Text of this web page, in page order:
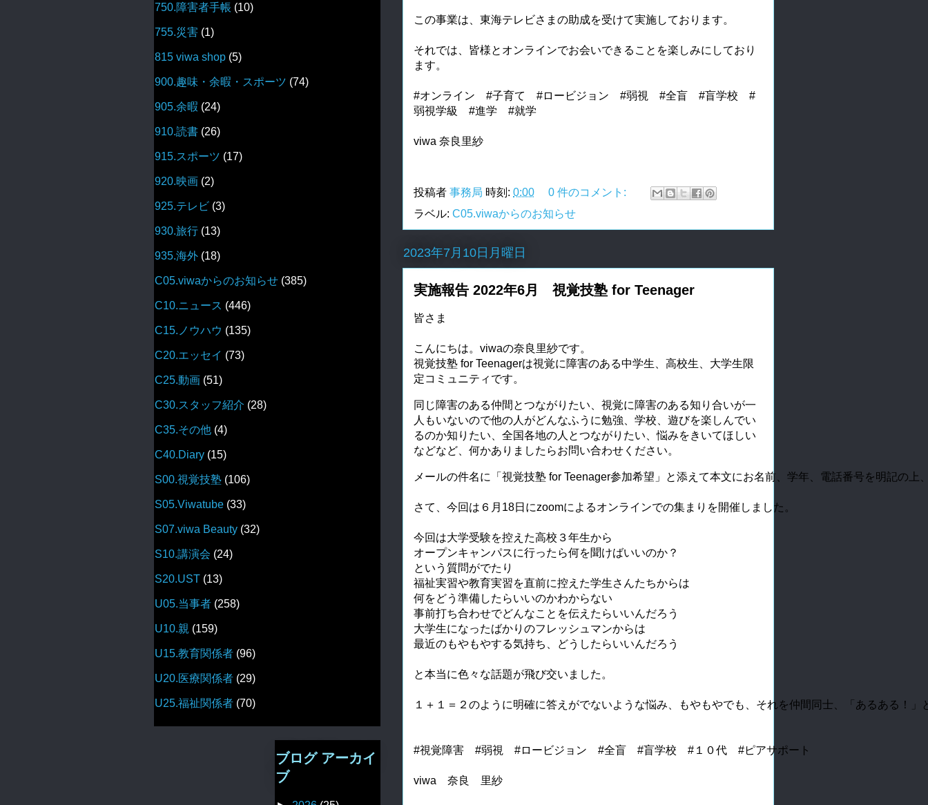
この事業は、東海テレビさまの助成を受けて実施しております。
それでは、皆様とオンラインでお会いできることを楽しみにしており
ます。
#オンライン #子育て #ロービジョン #弱視 #全盲 #盲学校 #
弱視学級 #進学 #就学
viwa 奈良里紗
投稿者 事務局 時刻: 0:00
0 件のコメント:
ラベル: C05.viwaからのお知らせ
2023年7月10日月曜日
実施報告 2022年6月 視覚技塾 for Teenager
皆さま
こんにちは。viwaの奈良里紗です。
視覚技塾 for Teenagerは視覚に障害のある中学生、高校生、大学生限
定コミュニティです。
同じ障害のある仲間とつながりたい、視覚に障害のある知り合いが一
人もいないので他の人がどんなふうに勉強、学校、遊びを楽しんでい
るのか知りたい、 全国各地の人とつながりたい、悩みをきいてほしい
などなど、何かありましたらお問い合わせください。
メールの件名に「視覚技塾 for Teenager参加希望」と添えて本文にお名前、学年、電話番号を明記の上
さて、今回は６月18日にzoomによるオンラインでの集まりを開催しました。
今回は大学受験を控えた高校３年生から
オープンキャンパスに行ったら何を聞けばいいのか？
という質問がでたり
福祉実習や教育実習を直前に控えた学生さんたちからは
何をどう準備したらいいのかわからない
事前打ち合わせでどんなことを伝えたらいいんだろう
大学生になったばかりのフレッシュマンからは
最近のもやもやする気持ち、どうしたらいいんだろう
と本当に色々な話題が飛び交いました。
１＋１＝２のように明確に答えがでないような悩み、もやもやでも、それを仲間同士、「あるある！
#視覚障害　#弱視　#ロービジョン　#全盲　#盲学校　#１０代　#ピアサポート
viwa　奈良　里紗
750.障害者手帳 (10)
755.災害 (1)
815 viwa shop (5)
900.趣味・余暇・スポーツ (74)
905.余暇 (24)
910.読書 (26)
915.スポーツ (17)
920.映画 (2)
925.テレビ (3)
930.旅行 (13)
935.海外 (18)
C05.viwaからのお知らせ (385)
C10.ニュース (446)
C15.ノウハウ (135)
C20.エッセイ (73)
C25.動画 (51)
C30.スタッフ紹介 (28)
C35.その他 (4)
C40.Diary (15)
S00.視覚技塾 (106)
S05.Viwatube (33)
S07.viwa Beauty (32)
S10.講演会 (24)
S20.UST (13)
U05.当事者 (258)
U10.親 (159)
U15.教育関係者 (96)
U20.医療関係者 (29)
U25.福祉関係者 (70)
ブログ アーカイ
ブ